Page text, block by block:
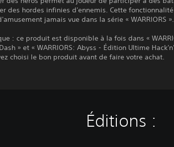
des hordes infinies d'ennemis. Cette
jamais vue dans la série « WARRIORS ».
: ce produit est disponible à la fois dans «
» et « WARRIORS: Abyss - Édition Ultime
choisi le bon produit avant de faire votre achat.
Éditions :